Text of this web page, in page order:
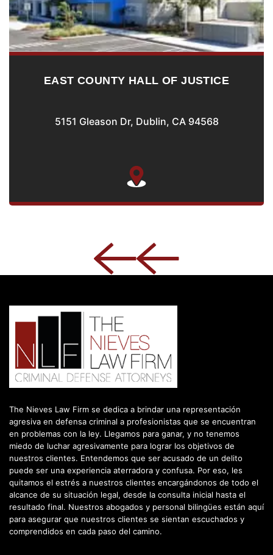
EAST COUNTY HALL OF JUSTICE
5151 Gleason Dr, Dublin, CA 94568
The Nieves Law Firm se dedica a brindar una representación
agresiva en defensa criminal a profesionistas que se encuentran
en problemas con la ley. Llegamos para ganar, y no tenemos
miedo de luchar agresivamente para lograr los objetivos de
nuestros clientes. Entendemos que ser acusado de un delito
puede ser una experiencia aterradora y confusa. Por eso, les
quitamos el estrés a nuestros clientes encargándonos de todo el
alcance de su situación legal, desde la consulta inicial hasta el
resultado final. Nuestros abogados y personal bilingües están aquí
para asegurar que nuestros clientes se sientan escuchados y
comprendidos en cada paso del camino.